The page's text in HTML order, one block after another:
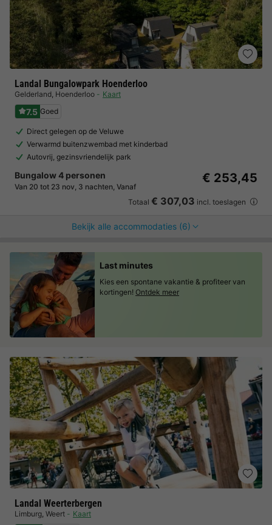
Landal Bungalowpark Hoenderloo
Gelderland, Hoenderloo Kaart
7.5 Goed
Direct gelegen op de Veluwe
Verwarmd buitenzwembad met kinderbad
Autovrij, gezinsvriendelijk park
Bungalow 4 personen
Van 20 tot 23 nov, 3 nachten, Vanaf
€ 253,45
Totaal € 307,03 incl. toeslagen
Bekijk alle accommodaties (6)
Landal Weerterbergen
Limburg, Weert Kaart
Last minutes
Kies een spontane vakantie & profiteer van
kortingen! Ontdek meer